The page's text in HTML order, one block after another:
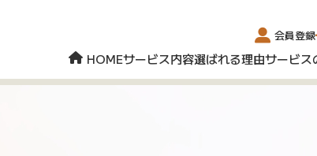
会員登録
HOMEサービス内容選ばれる理由サービス